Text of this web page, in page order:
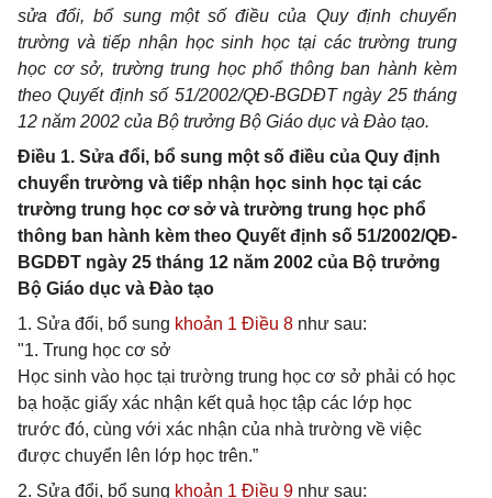
sửa đổi, bổ sung một số điều của Quy định chuyển
trường và tiếp nhận học sinh học tại các trường trung
học cơ sở, trường trung học phổ thông ban hành kèm
theo Quyết định số 51/2002/QĐ-BGDĐT ngày 25 tháng
12 năm 2002 của Bộ trưởng Bộ Giáo dục và Đào tạo.
Điều 1. Sửa đổi, bổ sung một số điều của Quy định
chuyển trường và tiếp nhận học sinh học tại các
trường trung học cơ sở và trường trung học phổ
thông ban hành kèm theo Quyết định số 51/2002/QĐ-
BGDĐT ngày 25 tháng 12 năm 2002 của Bộ trưởng
Bộ Giáo dục và Đào tạo
1. Sửa đổi, bổ sung khoản 1 Điều 8 như sau:
"1. Trung học cơ sở
Học sinh vào học tại trường trung học cơ sở phải có học
bạ hoặc giấy xác nhận kết quả học tập các lớp học
trước đó, cùng với xác nhận của nhà trường về việc
được chuyển lên lớp học trên.”
2. Sửa đổi, bổ sung khoản 1 Điều 9 như sau: